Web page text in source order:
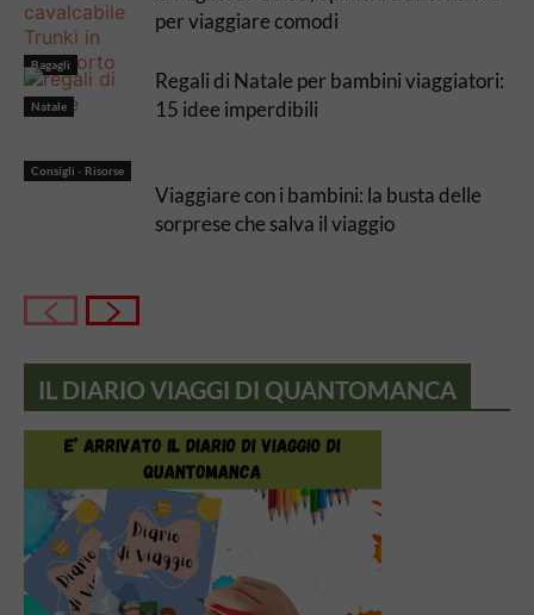
Bagagli
per viaggiare comodi
Natale
Regali di Natale per bambini viaggiatori:
15 idee imperdibili
Consigli - Risorse
Viaggiare con i bambini: la busta delle
sorprese che salva il viaggio
IL DIARIO VIAGGI DI QUANTOMANCA